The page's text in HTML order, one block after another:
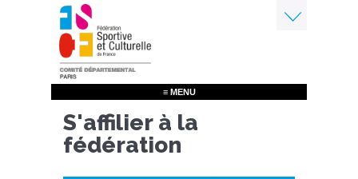
Aller
au
contenu
principal
≡ MENU
S'affilier à la
fédération